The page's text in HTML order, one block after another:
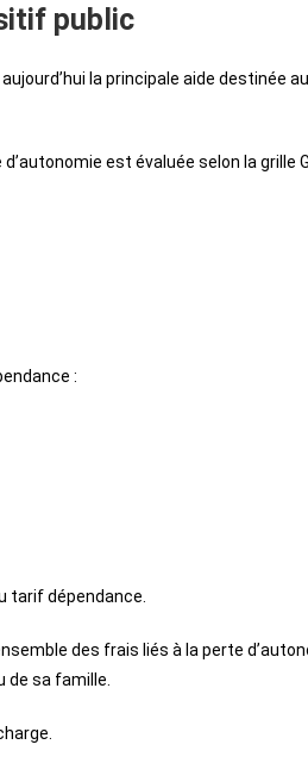
public
la principale aide destinée
est évaluée selon la grille
:
tarif dépendance.
des frais liés à la perte
de sa famille.